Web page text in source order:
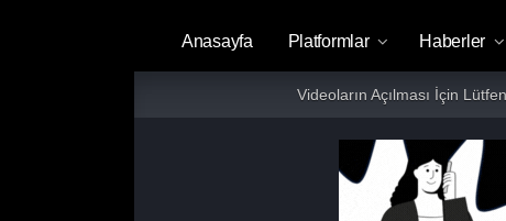
Anasayfa Platformlar Haberler
Videoların Açılması İçin